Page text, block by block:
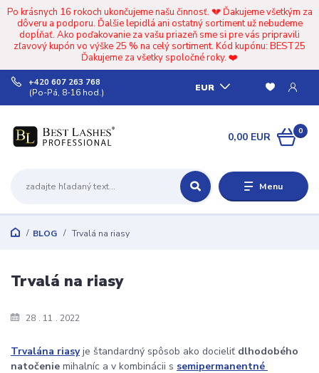
Po krásnych 16 rokoch ukončujeme našu činnosť. 💔 Ďakujeme všetkým za
dôveru a podporu. Ďalšie lepidlá ani ostatný sortiment už nebudeme
dopĺňať. Ako poďakovanie za vašu priazeň sme si pre vás pripravili
zľavový kupón vo výške 25 % na celý sortiment. Kód kupónu: BEST25
Ďakujeme za všetky spoločné roky. ❤️
Menu
EUR
+420 607 263 768
(Po-Pá, 8-16 hod.)
0
0,00 EUR
BLOG Trvalá na riasy
28 11 2022
Trvalá na riasy
Trvalána riasyje štandardný spôsob ako docieliť dlhodobého
natočenie mihalníc a v kombinácii s semipermanentné